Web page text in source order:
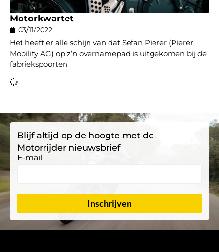
Motorkwartet
03/11/2022
Het heeft er alle schijn van dat Sefan Pierer (Pierer
Mobility AG) op z’n overnamepad is uitgekomen bij de
fabriekspoorten
Blijf altijd op de hoogte met de
Motorrijder nieuwsbrief
E-mail
Inschrijven